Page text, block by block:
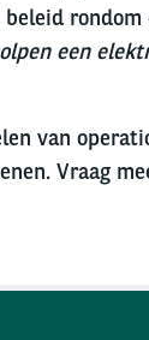
rondom
een
van
Vraag